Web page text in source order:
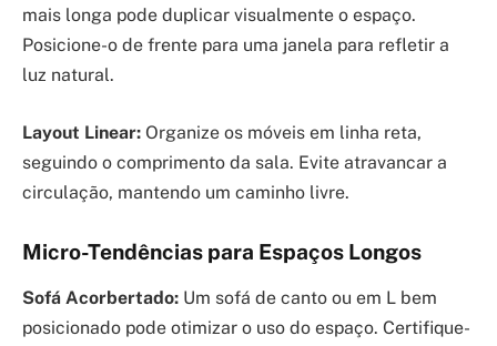
mais longa pode duplicar visualmente o espaço.
Posicione-o de frente para uma janela para refletir a
luz natural.
Layout Linear: Organize os móveis em linha reta,
seguindo o comprimento da sala. Evite atravancar a
circulação, mantendo um caminho livre.
Micro-Tendências para Espaços Longos
Sofá Acorbertado: Um sofá de canto ou em L bem
posicionado pode otimizar o uso do espaço. Certifique-